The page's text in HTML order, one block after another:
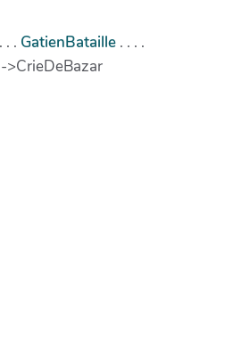
. GatienBataille . . . .
>CrieDeBazar